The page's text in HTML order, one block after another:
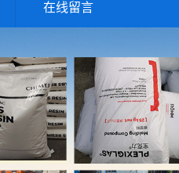
在线留言